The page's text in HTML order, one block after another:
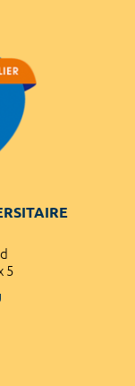
5